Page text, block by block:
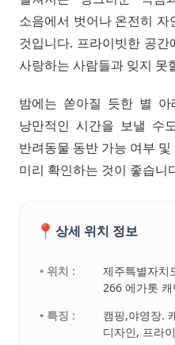
소음에서 벗어나 온전히
것입니다. 프라이빗한 공
사랑하는 사람들과 잊지 못
밤에는 쏟아질 듯한 별 아
낭만적인 시간을 보낼 수
반려동물 동반 가능 여부
미리 확인하는 것이 좋습니
📍 상세 위치 정보
• 위치 :
제주특별자치
266 에가톳 캐
• 특징 :
캠핑,야영장.
디자인, 프라